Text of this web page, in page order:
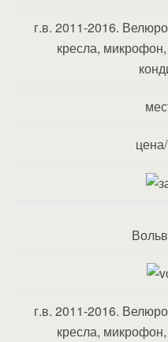
г.в. 2011-2016.
кресла,
г.в. 2011-2016.
кресла,